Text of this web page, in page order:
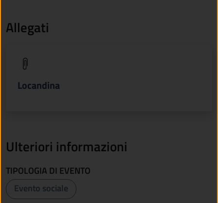
Allegati
Locandina
(apre in un'altra scheda).
Ulteriori informazioni
TIPOLOGIA DI EVENTO
Evento sociale